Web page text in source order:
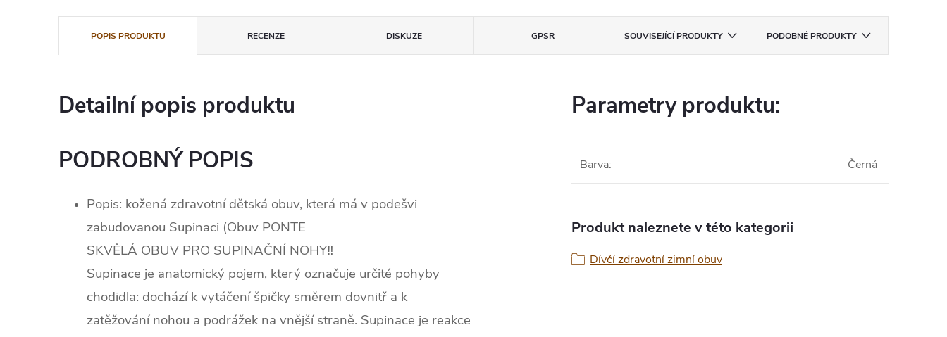
POPIS PRODUKTU RECENZE DISKUZE GPSR SOUVISEJÍCÍ PRODUKTY PODOBNÉ PRODUKTY
Detailní popis produktu
PODROBNÝ POPIS
Popis: kožená zdravotní dětská obuv, která má v podešvi
zabudovanou Supinaci (Obuv PONTE
SKVĚLÁ OBUV PRO SUPINAČNÍ NOHY‼️
Supinace je anatomický pojem, který označuje určité pohyby
chodidla: dochází k vytáčení špičky směrem dovnitř a k
zatěžování nohou a podrážek na vnější straně. Supinace je reakce
Parametry produktu:
Barva: Černá
Produkt naleznete v této kategorii
Dívčí zdravotní zimní obuv